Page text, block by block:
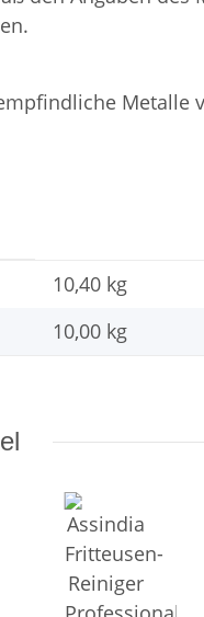
Metalle
10,40 kg
10,00 kg